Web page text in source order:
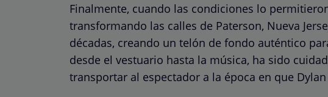
Finalmente, cuando las condiciones lo
transformando las calles de Paterson, Nueva
décadas, creando un telón de fondo auténtico
desde el vestuario hasta la música, ha sido
transportar al espectador a la época en que